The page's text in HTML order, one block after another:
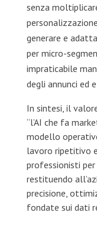
senza
generare e
per micro-
impraticabile
degli annunci ed
In sintesi, il
“l’AI che fa
modello
lavoro ripetitivo
professionisti
restituendo
precisione,
fondate sui dati